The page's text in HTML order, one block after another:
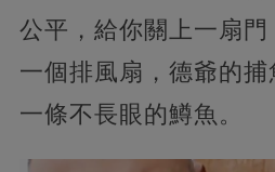
公平，給你關上一扇門
一個排風扇，德爺的
一條不長眼的鱒魚。